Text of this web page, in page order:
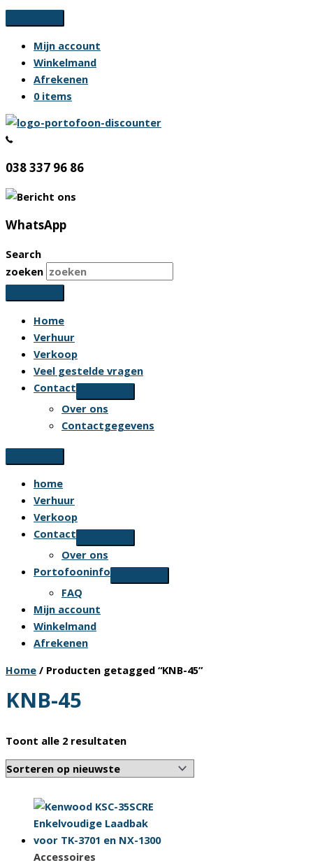
Ga
naar
inhoud
Mijn account
Winkelmand
Afrekenen
0 items
038 337 96 86
WhatsApp
Search
zoeken
Home
Verhuur
Verkoop
Veel gestelde vragen
Contact
Over ons
Contactgegevens
home
Verhuur
Verkoop
Contact
Over ons
Portofooninfo
FAQ
Mijn account
Winkelmand
Afrekenen
Home / Producten getagged “KNB-45”
KNB-45
Toont alle 2 resultatenGesorteerd
op
nieuwste
Accessoires